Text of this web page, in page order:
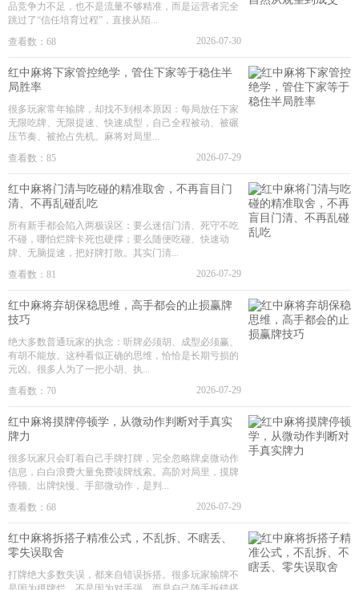
品竞争力不足，也不是流量不够精准，而是运营者完全
跳过了“信任培育过程”，直接从陌...
查看数：68
2026-07-30
红中麻将下家管控绝学，管住下家等于稳住半
局胜率
很多玩家常年输牌，却找不到根本原因：每局放任下家
无限吃牌、无限提速、快速成型，自己全程被动、被碾
压节奏、被抢占先机。麻将对局里...
查看数：85
2026-07-29
红中麻将门清与吃碰的精准取舍，不再盲目门
清、不再乱碰乱吃
所有新手都会陷入两极误区：要么迷信门清、死守不吃
不碰，哪怕烂牌卡死也硬撑；要么随便吃碰、快速动
牌、无脑提速，把好牌打散。其实门清...
查看数：81
2026-07-29
红中麻将弃胡保稳思维，高手都会的止损赢牌
技巧
绝大多数普通玩家的执念：听牌必须胡、成型必须赢、
有胡不能放。这种看似正确的思维，恰恰是长期亏损的
元凶。很多人为了一把小胡、执...
查看数：70
2026-07-29
红中麻将摸牌停顿学，从微动作判断对手真实
牌力
很多玩家只会盯着自己手牌打牌，完全忽略牌桌微动作
信息，白白浪费大量免费读牌线索。高阶对局里，摸牌
停顿、出牌快慢、手部微动作，是判...
查看数：68
2026-07-29
红中麻将拆搭子精准公式，不乱拆、不瞎丢、
零失误取舍
打牌绝大多数失误，都来自错误拆搭。很多玩家输牌不